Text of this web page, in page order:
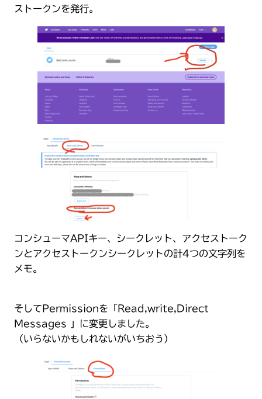
ストークンを発行。
コンシューマAPIキー、シークレット、アクセストーク
ンとアクセストークンシークレットの計4つの文字列を
メモ。
そしてPermissionを「Read,write,Direct
Messages 」に変更しました。
（いらないかもしれないがいちおう）